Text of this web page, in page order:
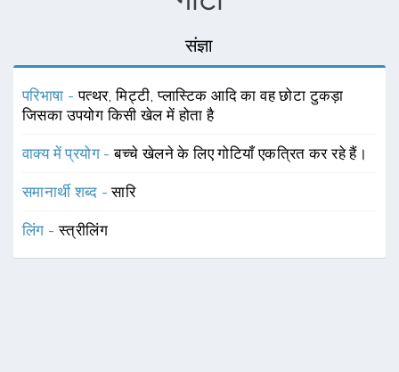
संज्ञा
परिभाषा -पत्थर, मिट्टी, प्लास्टिक आदि का वह छोटा टुकड़ा
जिसका उपयोग किसी खेल में होता है
वाक्य में प्रयोग -बच्चे खेलने के लिए गोटियाँ एकत्रित कर रहे हैं।
समानार्थी शब्द -सारि
लिंग -स्त्रीलिंग